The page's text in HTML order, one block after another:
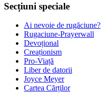
Secțiuni speciale
Ai nevoie de rugăciune?
Rugaciune-Prayerwall
Devoțional
Creaționism
Pro-Viață
Liber de datorii
Joyce Meyer
Cartea Cărților